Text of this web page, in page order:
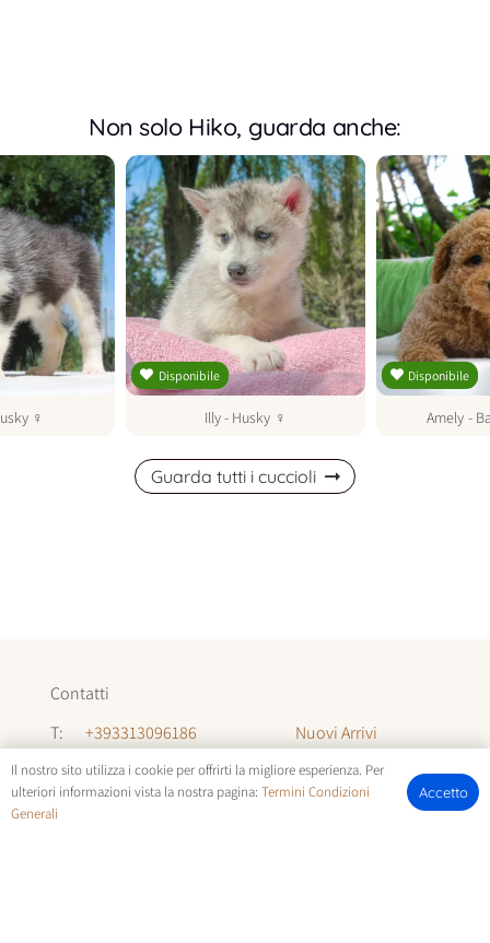
Non solo Hiko, guarda anche:
♀
Disponibile
Illy- Husky ♀
Disponibile
Amely -
Guarda tutti i cuccioli
Contatti
T:
+393313096186
T:
+393294142035
E:
Nuovi Arrivi
Informazioni
Chi Siamo
Il nostro sito utilizza i cookie per offrirti la migliore esperienza. Per
ulteriori informazioni vista la nostra pagina: Termini Condizioni
Generali
Accetto